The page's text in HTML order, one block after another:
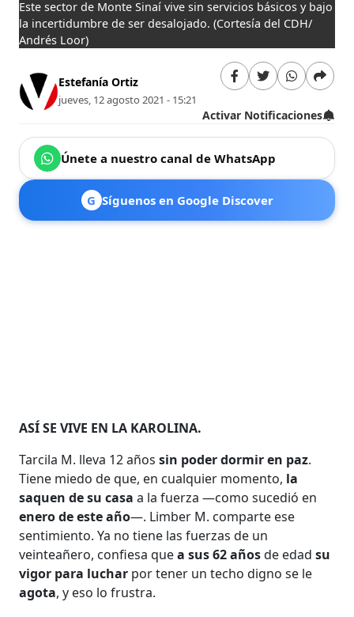
Este sector de Monte Sinaí vive sin servicios básicos y bajo
la incertidumbre de ser desalojado. (Cortesía del CDH/
Andrés Loor)
Estefanía Ortiz
jueves, 12 agosto 2021 - 15:21
Activar Notificaciones
Únete a nuestro canal de WhatsApp
G Síguenos en Google Discover
ASÍ SE VIVE EN LA KAROLINA.
Tarcila M. lleva 12 añossin poder dormir en paz.
Tiene miedo de que, en cualquier momento, la
saquen de su casa a la fuerza —como sucedió en
enero de este año—. Limber M. comparte ese
sentimiento. Ya no tiene las fuerzas de un
veinteañero, confiesa quea sus 62 añosde edadsu
vigor para luchar por tener un techo digno se le
agota, y eso lo frustra.